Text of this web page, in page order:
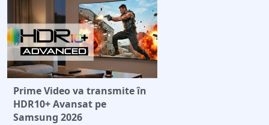
Prime Video va transmite în
HDR10+ Avansat pe
Samsung 2026